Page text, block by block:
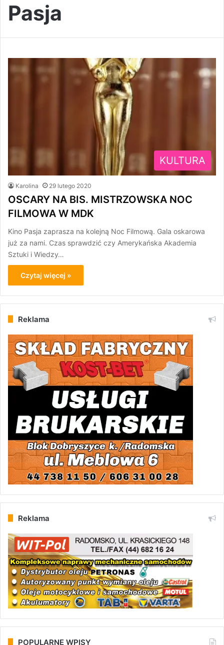
Pasja
KULTURA
Karolina 29 lutego 2020
OSCARY NA BIS. MISTRZOWSKA NOC
FILMOWA W MDK
Kino Pasja zaprasza na kolejną Noc Filmową. Gala oskarowa
już za nami. Czas sprawdzić czy Amerykańska Akademia
Sztuki i Wiedzy…
Czytaj więcej »
Reklama
Reklama
POPULARNE WPISY